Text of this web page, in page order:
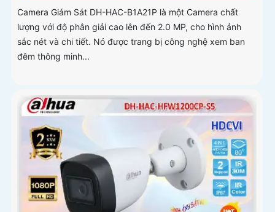
Camera Giám Sát DH-HAC-B1A21P là một Camera chất
lượng với độ phân giải cao lên đến 2.0 MP, cho hình ảnh
sắc nét và chi tiết. Nó được trang bị công nghệ xem ban
đêm thông minh...